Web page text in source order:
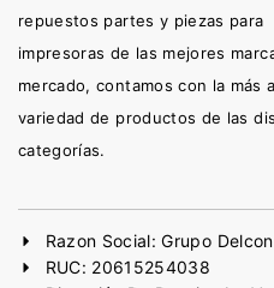
repuestos partes y piezas para
impresoras de las mejores
mercado, contamos con la más
variedad de productos de las
categorías.
Razon Social: Grupo
RUC: 20615254038